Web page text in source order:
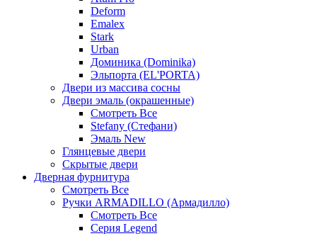
Deform
Emalex
Stark
Urban
Доминика (Dominika)
Эльпорта (EL'PORTA)
Двери из массива сосны
Двери эмаль (окрашенные)
Смотреть Все
Stefany (Стефани)
Эмаль New
Глянцевые двери
Скрытые двери
Дверная фурнитура
Смотреть Все
Ручки ARMADILLO (Армадилло)
Смотреть Все
Серия Legend